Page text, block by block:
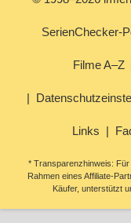
SerienChecker-
Filme A–Z
Links
* Transparenzhinweis:
Rahmen eines Affiliate-
Käufer, unterstützt